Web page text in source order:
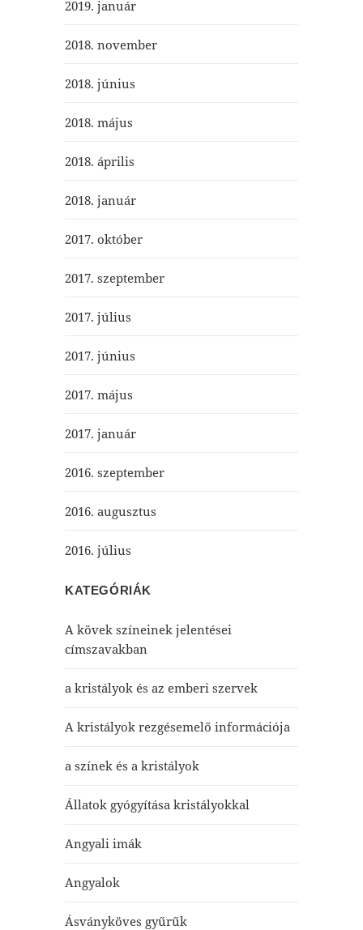
2019. január
2018. november
2018. június
2018. május
2018. április
2018. január
2017. október
2017. szeptember
2017. július
2017. június
2017. május
2017. január
2016. szeptember
2016. augusztus
2016. július
KATEGÓRIÁK
A kövek színeinek jelentései
címszavakban
a kristályok és az emberi szervek
A kristályok rezgésemelő információja
a színek és a kristályok
Állatok gyógyítása kristályokkal
Angyali imák
Angyalok
Ásványköves gyűrűk